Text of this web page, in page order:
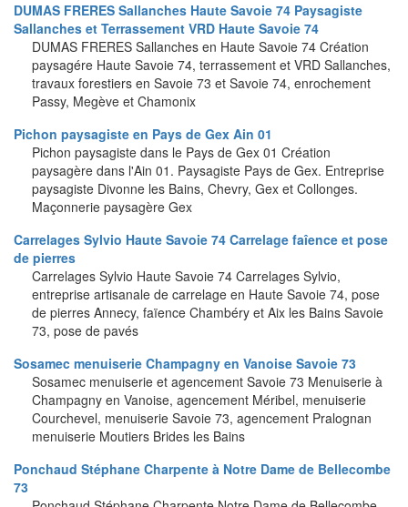
DUMAS FRERES Sallanches Haute Savoie 74 Paysagiste
Sallanches et Terrassement VRD Haute Savoie 74
DUMAS FRERES Sallanches en Haute Savoie 74 Création
paysagére Haute Savoie 74, terrassement et VRD Sallanches,
travaux forestiers en Savoie 73 et Savoie 74, enrochement
Passy, Megève et Chamonix
Pichon paysagiste en Pays de Gex Ain 01
Pichon paysagiste dans le Pays de Gex 01 Création
paysagère dans l'Ain 01. Paysagiste Pays de Gex. Entreprise
paysagiste Divonne les Bains, Chevry, Gex et Collonges.
Maçonnerie paysagère Gex
Carrelages Sylvio Haute Savoie 74 Carrelage faîence et pose
de pierres
Carrelages Sylvio Haute Savoie 74 Carrelages Sylvio,
entreprise artisanale de carrelage en Haute Savoie 74, pose
de pierres Annecy, faïence Chambéry et Aix les Bains Savoie
73, pose de pavés
Sosamec menuiserie Champagny en Vanoise Savoie 73
Sosamec menuiserie et agencement Savoie 73 Menuiserie à
Champagny en Vanoise, agencement Méribel, menuiserie
Courchevel, menuiserie Savoie 73, agencement Pralognan
menuiserie Moutiers Brides les Bains
Ponchaud Stéphane Charpente à Notre Dame de Bellecombe
73